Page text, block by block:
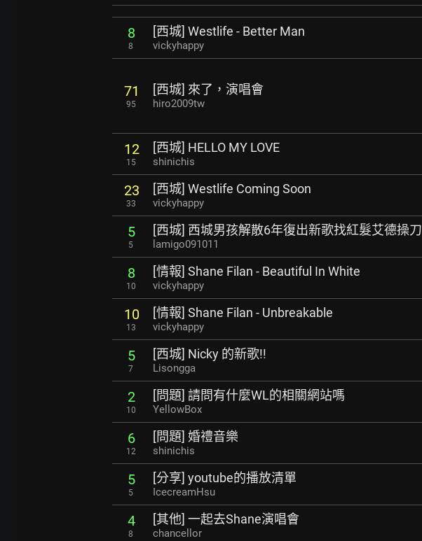
8
8
[西城] Westlife - Better Man
vickyhappy
71
95
[西城] 來了，演唱會
hiro2009tw
12
15
[西城] HELLO MY LOVE
shinichis
23
33
[西城] Westlife Coming Soon
vickyhappy
5
5
[西城] 西城男孩解散6年復出新歌找紅髮艾德操刀
lamigo091011
8
10
[情報] Shane Filan - Beautiful In White
vickyhappy
10
13
[情報] Shane Filan - Unbreakable
vickyhappy
5
7
[西城] Nicky 的新歌!!
Lisongga
2
10
[問題] 請問有什麼WL的相關網站嗎
YellowBox
6
12
[問題] 婚禮音樂
shinichis
5
5
[分享] youtube的播放清單
IcecreamHsu
4
8
[其他] 一起去Shane演唱會
chancellor